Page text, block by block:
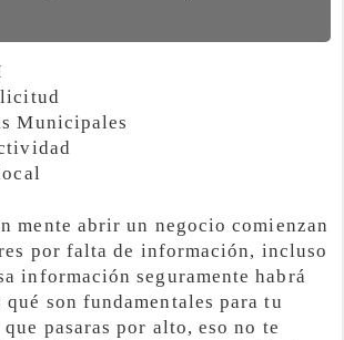
Municipales
mente abrir un negocio comienzan
por falta de información, incluso
información seguramente habrá
qué son fundamentales para tu
pasaras por alto, eso no te